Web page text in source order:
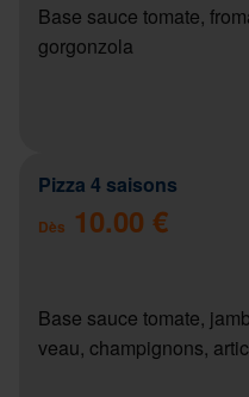
Base sauce tomate,
gorgonzola
Pizza 4 saisons
Dès 10.00 €
Base sauce tomate,
veau, champignons,